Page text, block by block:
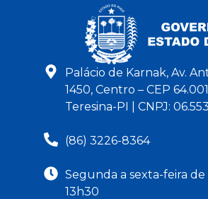
Palácio de Karnak, Av.
1450, Centro – CEP
Teresina-PI | CNPJ:
(86) 3226-8364
Segunda a sexta-feira de
13h30